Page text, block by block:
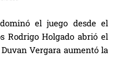
el juego desde el
Rodrigo Holgado abrió el
Vergara aumentó la